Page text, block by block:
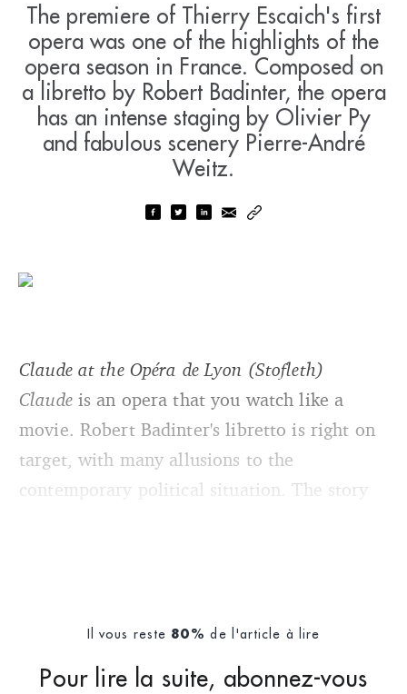
The premiere of Thierry Escaich's first
opera was one of the highlights of the
opera season in France. Composed on
a libretto by Robert Badinter, the opera
has an intense staging by Olivier Py
and fabulous scenery Pierre-André
Weitz.
Claude at the Opéra de Lyon (Stofleth)
Claudeis an opera that you watch like a
movie. Robert Badinter's libretto is right on
target, with many allusions to the
contemporary political situation. The story
Il vous reste 80% de l'article à lire
Pour lire la suite, abonnez-vous